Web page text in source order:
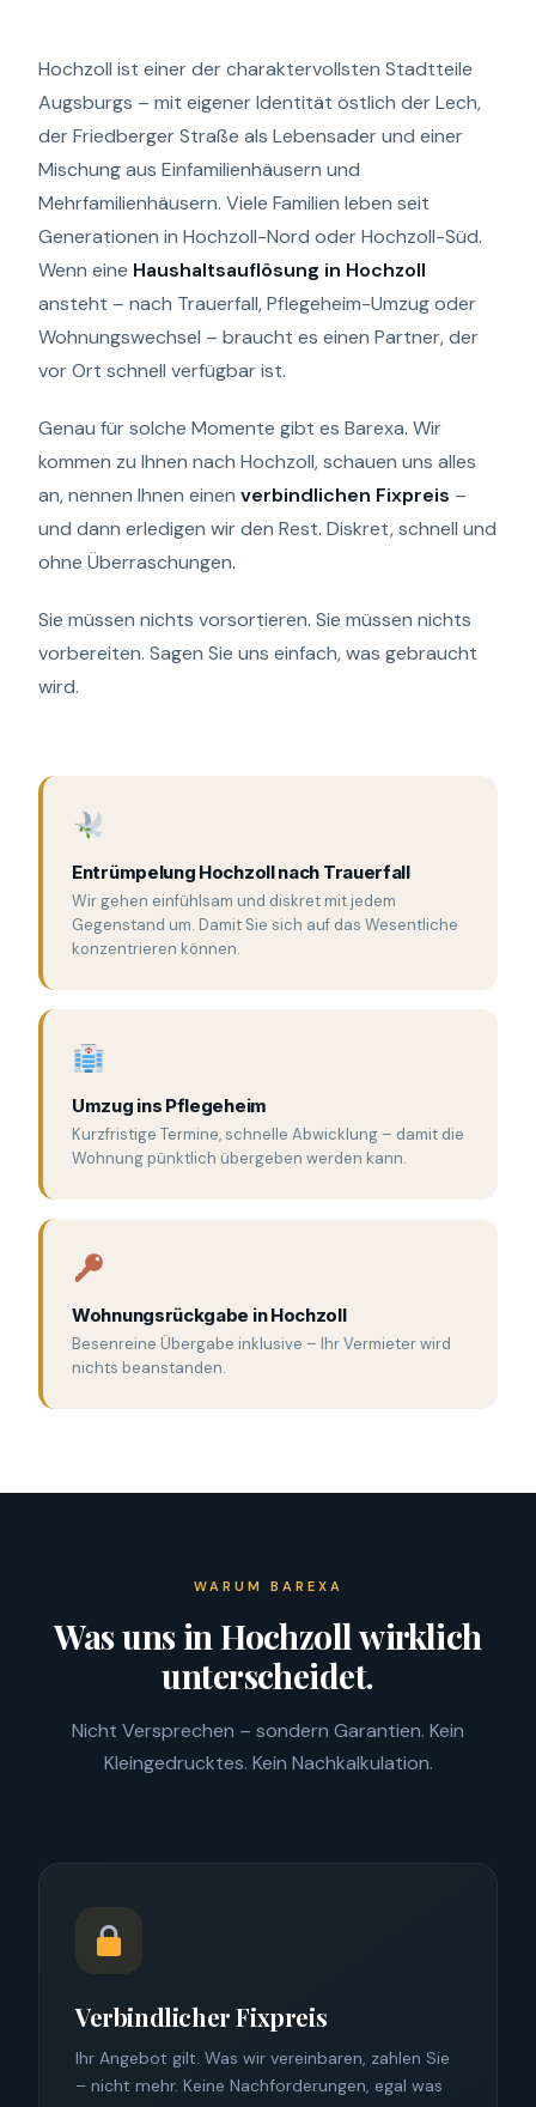
Hochzoll ist einer der charaktervollsten Stadtteile
Augsburgs – mit eigener Identität östlich der Lech,
der Friedberger Straße als Lebensader und einer
Mischung aus Einfamilienhäusern und
Mehrfamilienhäusern. Viele Familien leben seit
Generationen in Hochzoll-Nord oder Hochzoll-Süd.
Wenn eine Haushaltsauflösung in Hochzoll
ansteht – nach Trauerfall, Pflegeheim-Umzug oder
Wohnungswechsel – braucht es einen Partner, der
vor Ort schnell verfügbar ist.
Genau für solche Momente gibt es Barexa. Wir
kommen zu Ihnen nach Hochzoll, schauen uns alles
an, nennen Ihnen einen verbindlichen Fixpreis –
und dann erledigen wir den Rest. Diskret, schnell und
ohne Überraschungen.
Sie müssen nichts vorsortieren. Sie müssen nichts
vorbereiten. Sagen Sie uns einfach, was gebraucht
wird.
Entrümpelung Hochzoll nach Trauerfall
Wir gehen einfühlsam und diskret mit jedem
Gegenstand um. Damit Sie sich auf das Wesentliche
konzentrieren können.
Umzug ins Pflegeheim
Kurzfristige Termine, schnelle Abwicklung – damit die
Wohnung pünktlich übergeben werden kann.
Wohnungsrückgabe in Hochzoll
Besenreine Übergabe inklusive – Ihr Vermieter wird
nichts beanstanden.
WARUM BAREXA
Was uns in Hochzoll wirklich
unterscheidet.
Nicht Versprechen – sondern Garantien. Kein
Kleingedrucktes. Kein Nachkalkulation.
Verbindlicher Fixpreis
Ihr Angebot gilt. Was wir vereinbaren, zahlen Sie
– nicht mehr. Keine Nachforderungen, egal was